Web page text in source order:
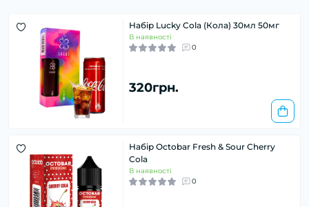
Набір Lucky Cola (Кола) 30мл 50мг
В наявності
0
320грн.
Набір Octobar Fresh & Sour Cherry
Cola
В наявності
0